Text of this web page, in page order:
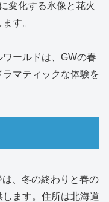
変化する氷像と花火
す。
ールドは、GWの春
マティックな体験を
、冬の終わりと春の
ます。住所は北海道